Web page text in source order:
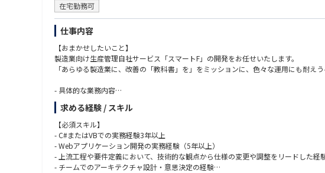
◆ミッション◆
・営業DX戦略策及び実行
・BI（Tableau）ツールの企画・推進
・Salestechの企画率・導入・推進
・Salesforceの設計・改修（開発）・運用
・生成AI活用の戦略策定・企画・推進・実装
・中長期DX戦略の策定
・Salesforceのデータフロー抜本改修
・生成AIの戦略策定・AIエージェントの非エンジニアへの導入
在宅勤務可
仕事内容
【おまかせしたいこと】
製造業向け生産管理自社サービス「スマートF」の開発をお任せいたします。
「あらゆる製造業に、改善の「教科書」を」をミッションに、色々な運用にも耐え
- 具体的な業務内容
- プロダクト開発と課題定義
- 企画側が提示する要件に対し、業務フローやDB構造との整合性を検証・提案
- 複雑なドメイン知識を整理し、拡張性の高いモデルへ落とし込む設計業務
- プロダクトの肥大化を防ぐための「機能追加の抑制」や「共通化」の判断
- AI駆動開発の標準化
- AIの活用(ClaudeCode, Devin, gemini等)を前提とした開発フローの構築および実践
求める経験 / スキル
【必須スキル】
- C#またはVBでの実務経験3年以上
- Webアプリケーション開発の実務経験（5年以上）
- 上流工程や要件定義において、技術的な観点から仕様の変更や調整をリードした経
- チームでのアーキテクチャ設計・意思決定の経験